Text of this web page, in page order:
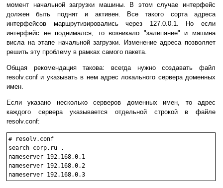
момент начальной загрузки машины. В этом случае интерфейс
должен быть поднят и активен. Все такого сорта адреса
интерфейсов маршрутизировались через 127.0.0.1. Но если
интерфейс не поднимался, то возникало "залипание" и машина
висла на этапе начальной загрузки. Изменение адреса позволяет
решить эту проблему в рамках самого пакета.
Общая рекомендация такова: всегда нужно создавать файл
resolv.conf и указывать в нем адрес локального сервера доменных
имен.
Если указано несколько серверов доменных имен, то адрес
каждого сервера указывается отдельной строкой в файле
resolv.conf:
# resolv.conf
search corp.ru .
nameserver 192.168.0.1
nameserver 192.168.0.2